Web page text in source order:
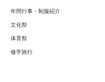
年間行事・制服紹介
文化祭
体育祭
修学旅行